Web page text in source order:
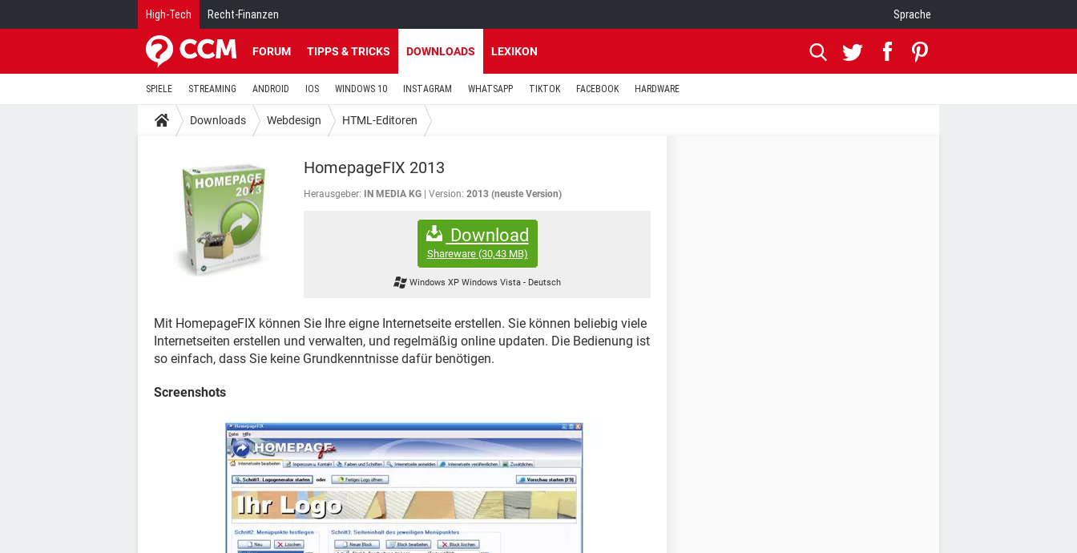
High-Tech Recht-Finanzen Sprache
FORUM TIPPS & TRICKS DOWNLOADS LEXIKON
SPIELE STREAMING ANDROID IOS WINDOWS 10 INSTAGRAM WHATSAPP TIKTOK FACEBOOK HARDWARE
Downloads Webdesign HTML-Editoren
HomepageFIX 2013
Herausgeber: IN MEDIA KG Version: 2013 (neuste Version)
Download
Shareware(30,43 MB)
Windows XP Windows Vista- Deutsch
Mit HomepageFIX können Sie Ihre eigne Internetseite erstellen. Sie können beliebig viele
Internetseiten erstellen und verwalten, und regelmäßig online updaten. Die Bedienung ist
so einfach, dass Sie keine Grundkenntnisse dafür benötigen.
Screenshots